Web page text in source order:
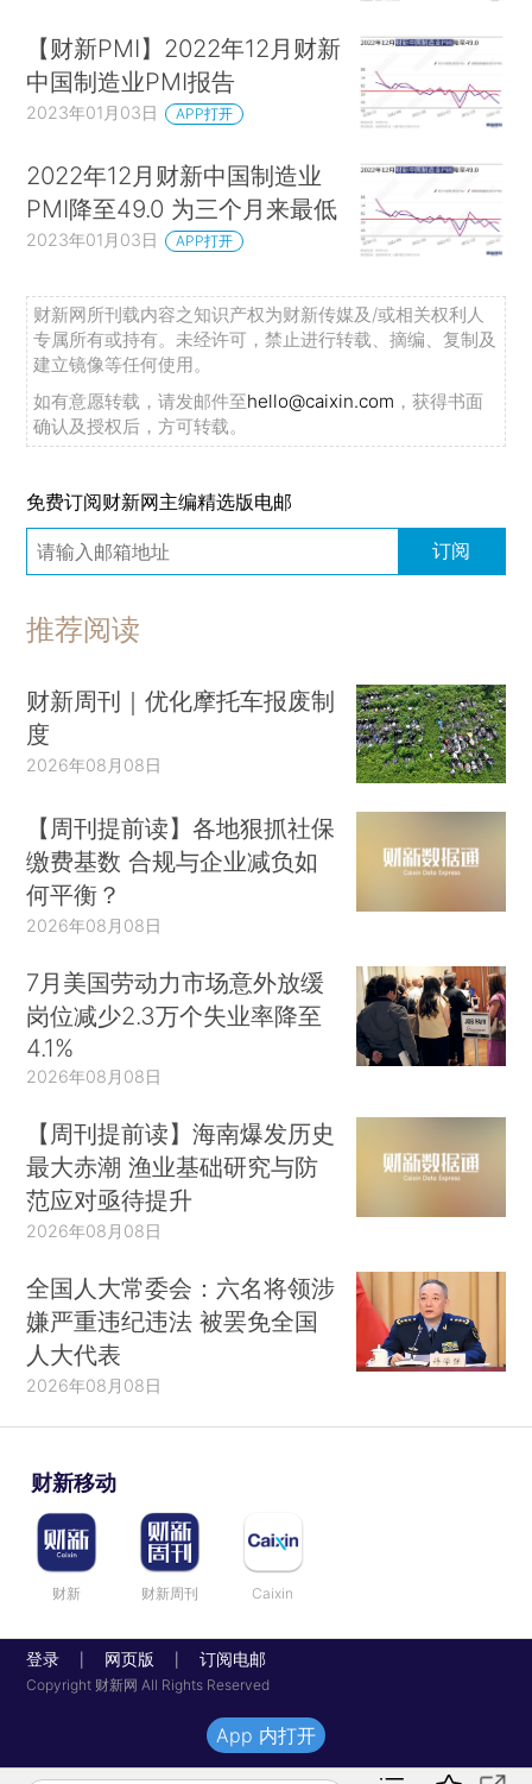
【财新PMI】2022年12月财新
中国制造业PMI报告
2023年01月03日 APP打开
2022年12月财新中国制造业
PMI降至49.0 为三个月来最低
2023年01月03日 APP打开
财新网所刊载内容之知识产权为财新传媒及/或相关权利人
专属所有或持有。未经许可，禁止进行转载、摘编、复制及
建立镜像等任何使用。
如有意愿转载，请发邮件至hello@caixin.com ，获得书面
确认及授权后，方可转载。
免费订阅财新网主编精选版电邮
订阅
推荐阅读
财新周刊｜优化摩托车报废制
度
2026年08月08日
【周刊提前读】各地狠抓社保
缴费基数 合规与企业减负如
何平衡？
2026年08月08日
7月美国劳动力市场意外放缓
岗位减少2.3万个失业率降至
4.1%
2026年08月08日
【周刊提前读】海南爆发历史
最大赤潮 渔业基础研究与防
范应对亟待提升
2026年08月08日
全国人大常委会：六名将领涉
嫌严重违纪违法 被罢免全国
人大代表
2026年08月08日
财新移动
财新 财新周刊 Caixin
登录 网页版 订阅电邮
Copyright 财新网 All Rights Reserved
App 内打开